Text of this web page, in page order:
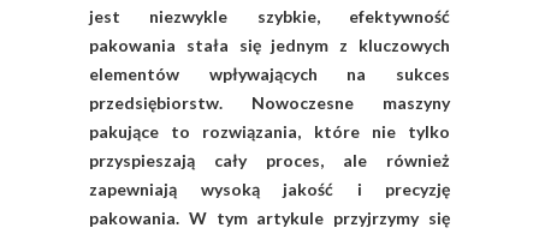
jest niezwykle szybkie, efektywność
pakowania stała się jednym z kluczowych
elementów wpływających na sukces
przedsiębiorstw. Nowoczesne maszyny
pakujące to rozwiązania, które nie tylko
przyspieszają cały proces, ale również
zapewniają wysoką jakość i precyzję
pakowania. W tym artykule przyjrzymy się